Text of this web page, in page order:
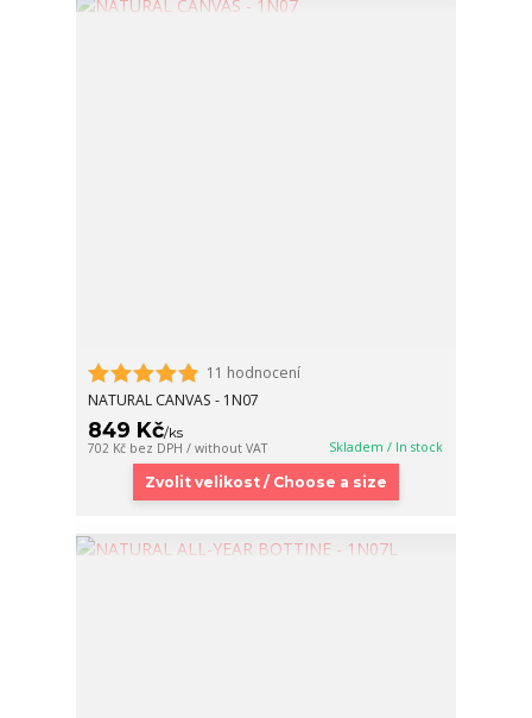
11 hodnocení
NATURAL CANVAS - 1N07
849 Kč/ks
702 Kč bez DPH / without VAT Skladem / In stock
Zvolit velikost / Choose a size